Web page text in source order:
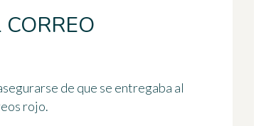
de que se entregaba al
rojo.